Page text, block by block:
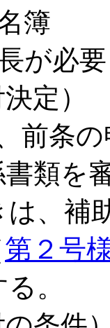
簿
が必要
定）
条の
類を
、補
第２号
。